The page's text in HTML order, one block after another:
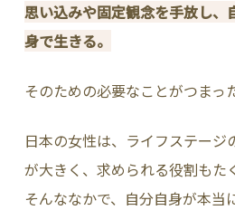
思い込みや固定観念を手放し、
身で生きる。
そのための必要なことがつまっ
日本の女性は、ライフステージ
が大きく、求められる役割もた
そんななかで、自分自身が本当